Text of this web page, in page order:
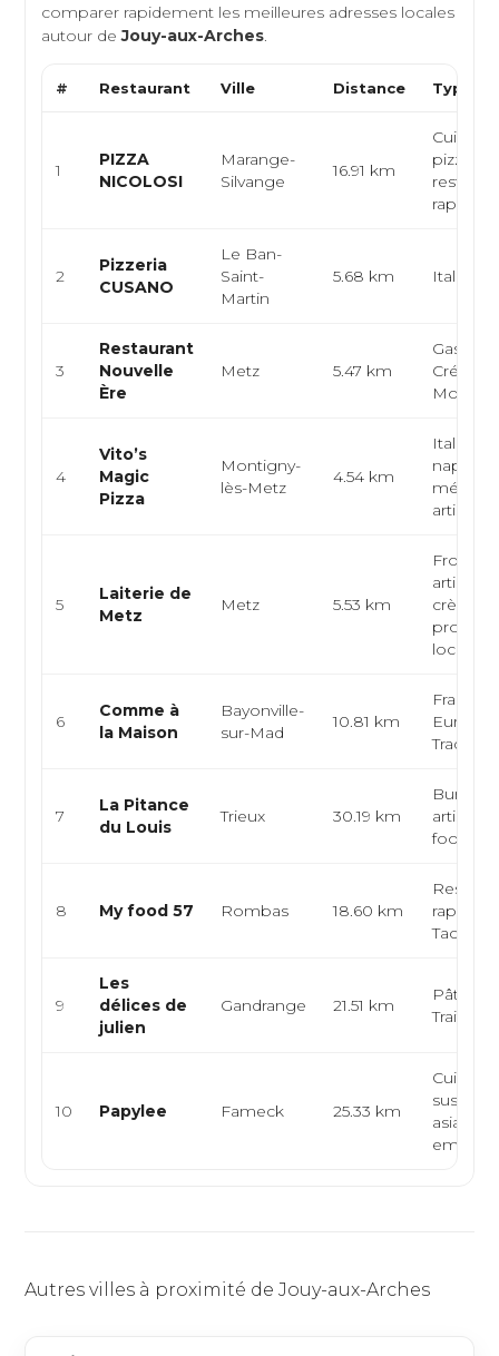
comparer rapidement les meilleures adresses locales
autour deJouy-aux-Arches.
# Restaurant Ville Distance Type
1
PIZZA
NICOLOSI
Marange-
Silvange
16.91 km
Cuisine
pizzeria,
rapide
2
Pizzeria
CUSANO
Le Ban-
Saint-
Martin
5.68 km
3
Restaurant
Nouvelle
Ère
Metz 5.47 km
Créative,
4
Vito’s
Magic
Pizza
Montigny-
lès-Metz
4.54 km
artisan...
5
Laiterie de
Metz
Metz 5.53 km
loca...
6
Comme à
la Maison
Bayonville-
sur-Mad
10.81 km
7
La Pitance
du Louis
Trieux 30.19 km
Burgers
food,
8 My food 57 Rombas 18.60 km
rapide,
Tacos,
9
Les
délices de
julien
Gandrange 21.51 km
Traiteur,
10 Papylee Fameck 25.33 km
Cuisine
sushi,
Autres villes à proximité de Jouy-aux-Arches